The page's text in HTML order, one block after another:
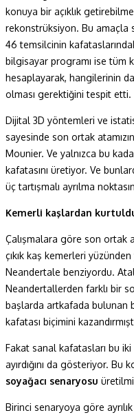
konuya bir açıklık
rekonstrüksiyon. Bu amaçla
46 temsilcinin
bilgisayar programı ise tüm
hesaplayarak, hangilerinin
olması gerektiğini tespit etti.
Dijital 3D yöntemleri ve
sayesinde son ortak
Mounier. Ve yalnızca bu
kafatasını üretiyor. Ve
üç tartışmalı ayrılma
Kemerli kaşlardan
Çalışmalara göre son ortak
çıkık kaş kemerleri
Neandertale benziyordu.
Neandertallerden farklı bir
başlarda artkafada bulunan
kafatası biçimini
Fakat sanal kafatasları bu
ayırdığını da gösteriyor. Bu
soyağacı senaryosu
Birinci senaryoya göre